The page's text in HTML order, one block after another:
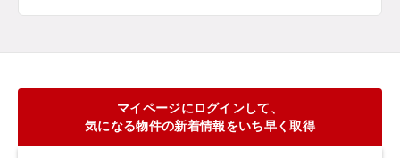
マイページにログインして、
気になる物件の新着情報をいち早く取得